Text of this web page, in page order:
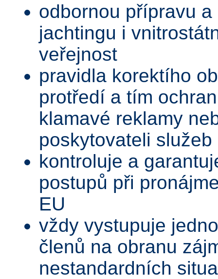
odbornou přípravu
jachtingu i
veřejnost
pravidla korektího
protředí a tím
klamavé reklamy
poskytovateli služeb
kontroluje a
postupů při
EU
vždy vystupuje
členů na obranu
nestandardních